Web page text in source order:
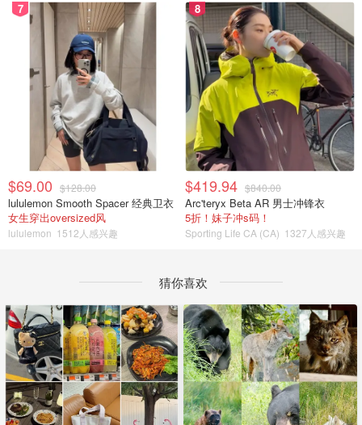
7
$69.00 $128.00
lululemon Smooth Spacer 经典卫衣
女生穿出oversized风
lululemon 1512人感兴趣
8
$419.94 $840.00
Arc'teryx Beta AR 男士冲锋衣
5折！妹子冲s码！
Sporting Life CA (CA) 1327人感兴趣
猜你喜欢